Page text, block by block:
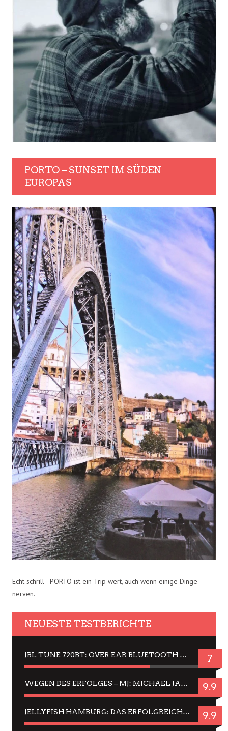
PORTO – SUNSET IM SÜDEN
EUROPAS
Echt schrill - PORTO ist ein Trip wert, auch wenn einige Dinge
nerven.
NEUESTE TESTBERICHTE
JBL TUNE 720BT: OVER EAR BLUETOOTH KOPFHÖRER UM DIE 50,-€ IM DAUER-TEST 7
WEGEN DES ERFOLGES – MJ: MICHAEL JACKSON MUSICAL IN EINER MATINEE SEHEN 9.9
JELLYFISH HAMBURG: DAS ERFOLGREICHE SOMMER-MENÜ 2025 IN GEFÜHLEN UND BILDERN 9.9